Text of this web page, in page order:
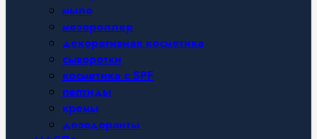
мыло
мезороллер
декоративная косметика
сыворотки
косметика с SPF
пептиды
кремы
дезодоранты